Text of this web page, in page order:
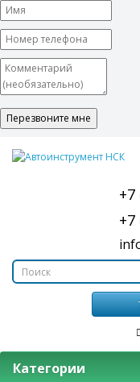
+7
+7
Категории